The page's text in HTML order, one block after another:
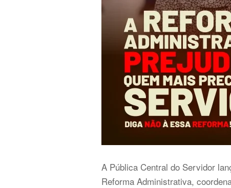
A Pública Central do Servidor
Reforma Administrativa,